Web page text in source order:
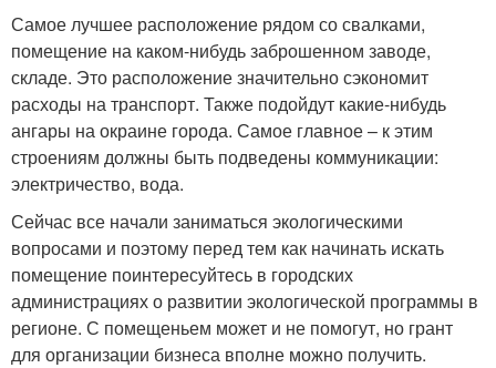
Самое лучшее расположение рядом со свалками,
помещение на каком-нибудь заброшенном заводе,
складе. Это расположение значительно сэкономит
расходы на транспорт. Также подойдут какие-нибудь
ангары на окраине города. Самое главное – к этим
строениям должны быть подведены коммуникации:
электричество, вода.
Сейчас все начали заниматься экологическими
вопросами и поэтому перед тем как начинать искать
помещение поинтересуйтесь в городских
администрациях о развитии экологической программы в
регионе. С помещеньем может и не помогут, но грант
для организации бизнеса вполне можно получить.